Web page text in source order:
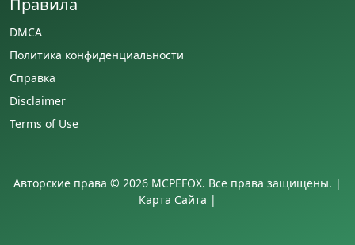
DMCA
Политика конфиденциальности
Справка
Disclaimer
Terms of Use
Авторские права © 2026 MCPEFOX. Все права защищены. |
Карта Сайта |